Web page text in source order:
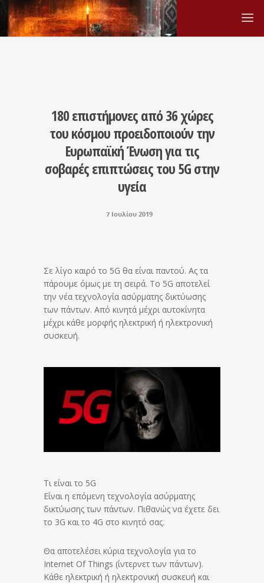
180 επιστήμονες από 36 χώρες
του κόσμου προειδοποιούν την
Ευρωπαϊκή Ένωση για τις
σοβαρές επιπτώσεις του 5G στην
υγεία
7 Ιουλίου 2019
Σε λίγο καιρό το 5G θα είναι παντού. Ας τα
πάρουμε όμως με τη σειρά. Το 5G αποτελεί
την νέα τεχνολογία ασύρματης δικτύωσης
των πάντων. Από κινητά μέχρι αυτοκίνητα
μέχρι κάθε μορφής ηλεκτρική ή ηλεκτρονική
συσκευή.
Τι είναι το 5G
Είναι η επόμενη τεχνολογία ασύρματης
δικτύωσης των πάντων. Πιθανώς να έχετε δει
το 3G και το 4G στο κινητό σας.
Θα αποτελέσει κύρια τεχνολογία για το
Internet Of Things (ίντερνετ των πάντων).
Κάθε ηλεκτρική ή ηλεκτρονική συσκευή και